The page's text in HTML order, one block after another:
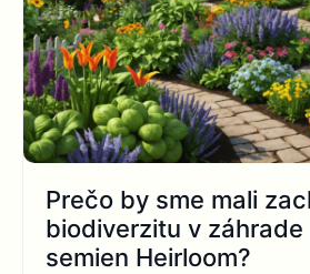
Prečo by sme mali
biodiverzitu v záhrade
semien Heirloom?